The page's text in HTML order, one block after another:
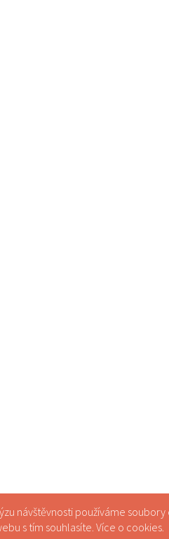
návštěvnosti používáme
s tím souhlasíte. Více o cookies.